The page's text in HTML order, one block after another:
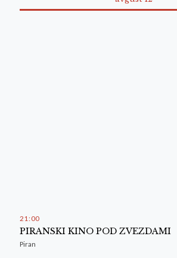
21 : 00
PIRANSKI KINO POD ZVEZDAMI
Piran